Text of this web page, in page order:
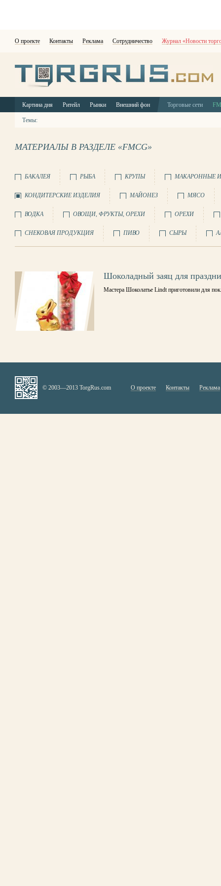
О проекте Контакты Реклама Сотрудничество Журнал «Новости
Картина дня Ритейл Рынки Внешний фон Торговые сети
Темы:
МАТЕРИАЛЫ В РАЗДЕЛЕ «FMCG»
БАКАЛЕЯ РЫБА КРУПЫ МАКАРОННЫЕ
КОНДИТЕРСКИЕ ИЗДЕЛИЯ МАЙОНЕЗ МЯСО
ВОДКА ОВОЩИ, ФРУКТЫ, ОРЕХИ ОРЕХИ
СНЕКОВАЯ ПРОДУКЦИЯ ПИВО СЫРЫ
Шоколадный заяц для
Мастера Шоколатье Lindt приготовили для
© 2003—2013 TorgRus.com О проекте Контакты Реклама